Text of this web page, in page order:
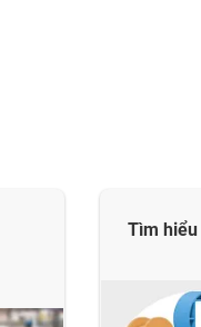
Tìm hiểu